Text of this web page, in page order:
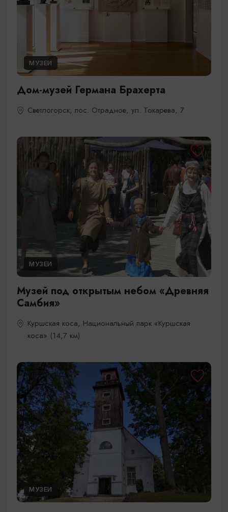
МУЗЕИ
Дом-музей Германа Брахерта
Светлогорск, пос. Отрадное, ул. Токарева, 7
МУЗЕИ
Музей под открытым небом «Древняя
Самбия»
Куршская коса, Национальный парк «Куршская
коса» (14,7 км)
МУЗЕИ